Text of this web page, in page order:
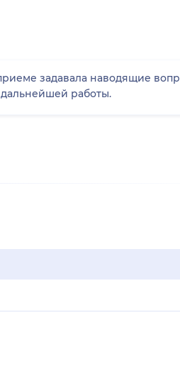
задавала наводящие
работы.